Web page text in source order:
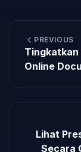
PREVIOUS
Tingkatkan
Online
Lihat
Secara